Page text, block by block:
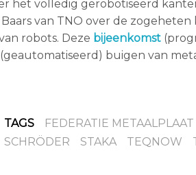
het volledig gerobotiseerd
van TNO over de
robots. Deze bijeenkomst
buigen van
TAGS FEDERATIE METAALPLAAT
SCHRÖDER
STAKA TEQNOW